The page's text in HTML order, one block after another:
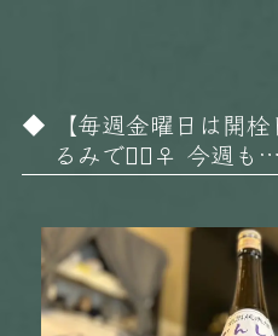
【毎週金曜日は開
るみです🏻‍♀️ 今週も…